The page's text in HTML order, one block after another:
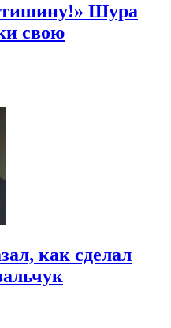
тишину!» Шура
свою
как сделал